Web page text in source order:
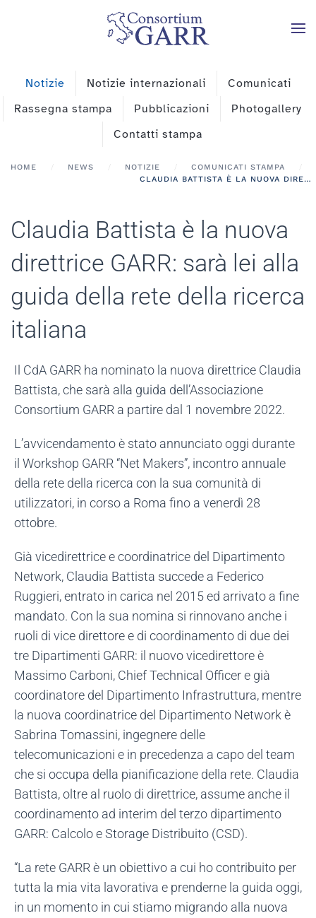
Skip to main content
Notizie Notizie internazionali
Comunicati
Rassegna stampa
Pubblicazioni
Photogallery
Contatti stampa
HOME NEWS NOTIZIE
COMUNICATI STAMPA
CLAUDIA BATTISTA È LA NUOVA DIRETTRICE GARR: SARÀ LEI ALLA GUIDA DELLA RETE DELLA RICERCA ITALIANA
Claudia Battista è la nuova
direttrice GARR: sarà lei alla
guida della rete della ricerca
italiana
Il CdA GARR ha nominato la nuova direttrice Claudia
Battista, che sarà alla guida dell’Associazione
Consortium GARR a partire dal 1 novembre 2022.
L’avvicendamento è stato annunciato oggi durante
il Workshop GARR “Net Makers”, incontro annuale
della rete della ricerca con la sua comunità di
utilizzatori, in corso a Roma fino a venerdì 28
ottobre.
Già vicedirettrice e coordinatrice del Dipartimento
Network, Claudia Battista succede a Federico
Ruggieri, entrato in carica nel 2015 ed arrivato a fine
mandato. Con la sua nomina si rinnovano anche i
ruoli di vice direttore e di coordinamento di due dei
tre Dipartimenti GARR: il nuovo vicedirettore è
Massimo Carboni, Chief Technical Officer e già
coordinatore del Dipartimento Infrastruttura, mentre
la nuova coordinatrice del Dipartimento Network è
Sabrina Tomassini, ingegnere delle
telecomunicazioni e in precedenza a capo del team
che si occupa della pianificazione della rete. Claudia
Battista, oltre al ruolo di direttrice, assume anche il
coordinamento ad interim del terzo dipartimento
GARR: Calcolo e Storage Distribuito (CSD).
“La rete GARR è un obiettivo a cui ho contribuito per
tutta la mia vita lavorativa e prenderne la guida oggi,
in un momento in cui stiamo migrando alla nuova